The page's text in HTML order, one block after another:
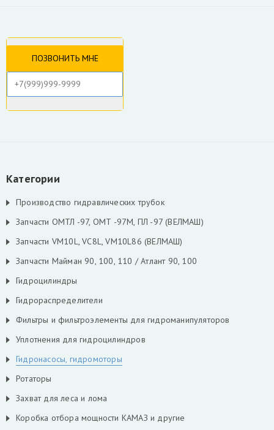
Ротаторы
Захват для леса и лома
Коробка отбора мощности КАМАЗ и другие
РВД производство, ремонт, продажа
Категории
Производство гидравлических трубок
Запчасти ОМТЛ -97, ОМТ -97М, ПЛ -97 (ВЕЛМАШ)
Запчасти VM10L, VC8L, VM10L86 (ВЕЛМАШ)
Запчасти Майман 90, 100, 110 / Атлант 90, 100
Гидроцилиндры
Гидрораспределители
Фильтры и фильтроэлементы для гидроманипуляторов
Уплотнения для гидроцилиндров
Гидронасосы, гидромоторы
Ротаторы
Захват для леса и лома
Коробка отбора мощности КАМАЗ и другие